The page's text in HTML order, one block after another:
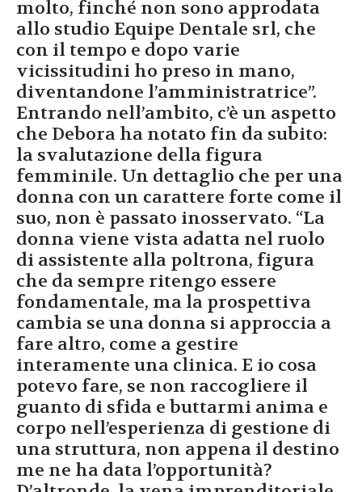
molto, finché non sono approdata
allo studio Equipe Dentale srl, che
con il tempo e dopo varie
vicissitudini ho preso in mano,
diventandone l’amministratrice”.
Entrando nell’ambito, c’è un aspetto
che Debora ha notato fin da subito:
la svalutazione della figura
femminile. Un dettaglio che per una
donna con un carattere forte come il
suo, non è passato inosservato. “La
donna viene vista adatta nel ruolo
di assistente alla poltrona, figura
che da sempre ritengo essere
fondamentale, ma la prospettiva
cambia se una donna si approccia a
fare altro, come a gestire
interamente una clinica. E io cosa
potevo fare, se non raccogliere il
guanto di sfida e buttarmi anima e
corpo nell’esperienza di gestione di
una struttura, non appena il destino
me ne ha data l’opportunità?